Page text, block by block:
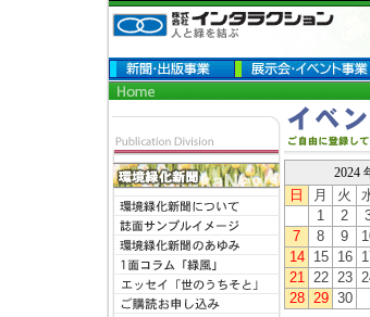
2024
日 月 火
1
2
7
8 9
14
15 16
21 22 23
28 29 30